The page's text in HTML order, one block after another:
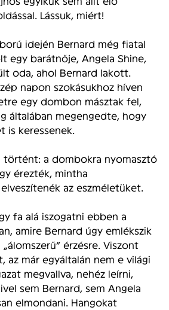
Lássuk, miért!
idején Bernard még fiatal
egy barátnője, Angela Shine,
oda, ahol Bernard lakott.
napon szokásukhoz híven
egy dombon másztak fel,
általában megengedte, hogy
is keressenek.
a dombokra nyomasztó
érezték, mintha
az eszméletüket.
fa alá iszogatni ebben a
amire Bernard úgy emlékszik
érzésre. Viszont
az már egyáltalán nem e világi
megvallva, nehéz leírni,
sem Bernard, sem Angela
elmondani. Hangokat